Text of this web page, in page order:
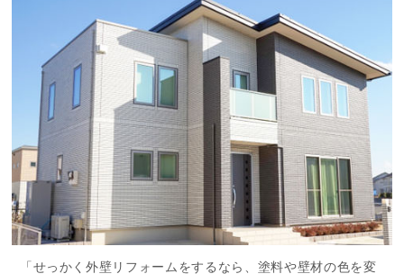
「せっかく外壁リフォームをするなら、塗料や壁材の色を変